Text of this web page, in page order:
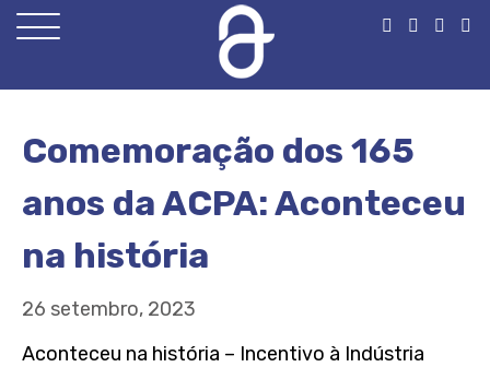
Open
Comemoração dos 165
anos da ACPA: Aconteceu
na história
26 setembro, 2023
Aconteceu na história – Incentivo à Indústria